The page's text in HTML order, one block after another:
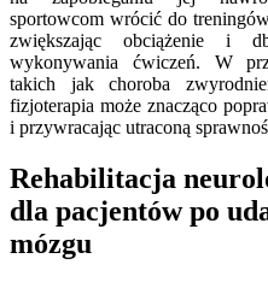
sportowcom wrócić do
zwiększając obciążenie i
wykonywania ćwiczeń. W
takich jak choroba
fizjoterapia może znacząco
i przywracając utraconą
Rehabilitacja
dla pacjentów po
mózgu